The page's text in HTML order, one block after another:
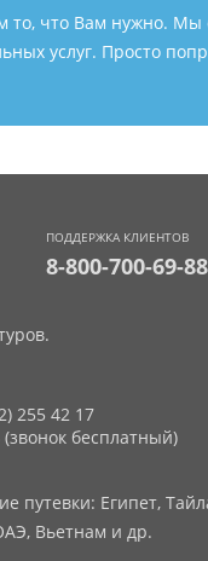
то, что Вам нужно.
услуг. Просто
ПОДДЕРЖКА КЛИЕНТОВ
8-800-700-69-88
255 42 17
бесплатный)
путевки: Египет,
Вьетнам и др.